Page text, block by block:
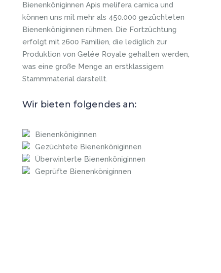
Bienenköniginnen Apis melifera carnica und
können uns mit mehr als 450.000 gezüchteten
Bienenköniginnen rühmen. Die Fortzüchtung
erfolgt mit 2600 Familien, die lediglich zur
Produktion von Gelée Royale gehalten werden,
was eine große Menge an erstklassigem
Stammmaterial darstellt.
Wir bieten folgendes an:
Bienenköniginnen
Gezüchtete Bienenköniginnen
Überwinterte Bienenköniginnen
Geprüfte Bienenköniginnen